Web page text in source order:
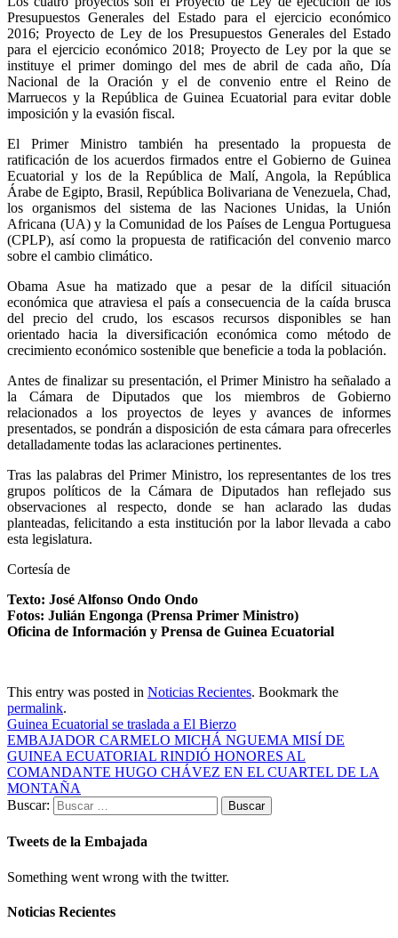
Presupuestos Generales del Estado para el ejercicio económico
2016; Proyecto de Ley de los Presupuestos Generales del Estado
para el ejercicio económico 2018; Proyecto de Ley por la que se
instituye el primer domingo del mes de abril de cada año, Día
Nacional de la Oración y el de convenio entre el Reino de
Marruecos y la República de Guinea Ecuatorial para evitar doble
imposición y la evasión fiscal.
El Primer Ministro también ha presentado la propuesta de
ratificación de los acuerdos firmados entre el Gobierno de Guinea
Ecuatorial y los de la República de Malí, Angola, la República
Árabe de Egipto, Brasil, República Bolivariana de Venezuela, Chad,
los organismos del sistema de las Naciones Unidas, la Unión
Africana (UA) y la Comunidad de los Países de Lengua Portuguesa
(CPLP), así como la propuesta de ratificación del convenio marco
sobre el cambio climático.
Obama Asue ha matizado que a pesar de la difícil situación
económica que atraviesa el país a consecuencia de la caída brusca
del precio del crudo, los escasos recursos disponibles se han
orientado hacia la diversificación económica como método de
crecimiento económico sostenible que beneficie a toda la población.
Antes de finalizar su presentación, el Primer Ministro ha señalado a
la Cámara de Diputados que los miembros de Gobierno
relacionados a los proyectos de leyes y avances de informes
presentados, se pondrán a disposición de esta cámara para ofrecerles
detalladamente todas las aclaraciones pertinentes.
Tras las palabras del Primer Ministro, los representantes de los tres
grupos políticos de la Cámara de Diputados han reflejado sus
observaciones al respecto, donde se han aclarado las dudas
planteadas, felicitando a esta institución por la labor llevada a cabo
esta legislatura.
Cortesía de
Texto: José Alfonso Ondo Ondo
Fotos: Julián Engonga (Prensa Primer Ministro)
Oficina de Información y Prensa de Guinea Ecuatorial
This entry was posted in Noticias Recientes. Bookmark the
permalink.
Guinea Ecuatorial se traslada a El Bierzo
EMBAJADOR CARMELO MICHÁ NGUEMA MISÍ DE
GUINEA ECUATORIAL RINDIÓ HONORES AL
COMANDANTE HUGO CHÁVEZ EN EL CUARTEL DE LA
MONTAÑA
Buscar:
Tweets de la Embajada
Something went wrong with the twitter.
Noticias Recientes